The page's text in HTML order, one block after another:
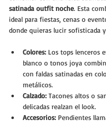
satinada outfit noche. Esta
ideal para fiestas, cenas o
donde quieras lucir sofisticada
Colores: Los tops lenceros
blanco o tonos joya
con faldas satinadas en
metálicos.
Calzado: Tacones altos o
delicadas realzan el look.
Accesorios: Pendientes